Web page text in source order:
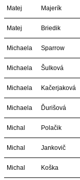
Matej Majerík
Matej Briedik
Michaela Sparrow
Michaela Šulková
Michaela Kačerjaková
Michaela Ďurišová
Michal Polačik
Michal Jankovič
Michal Koška